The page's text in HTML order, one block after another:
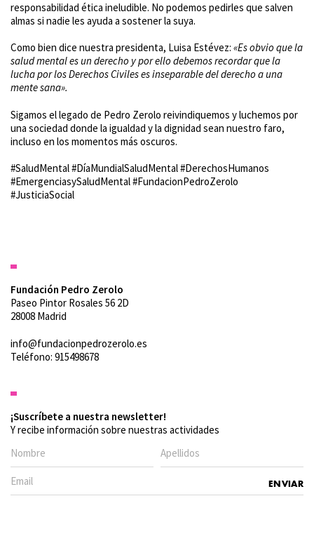
responsabilidad ética ineludible. No podemos pedirles que salven
almas si nadie les ayuda a sostener la suya.
Como bien dice nuestra presidenta, Luisa Estévez: «Es obvio que la
salud mental es un derecho y por ello debemos recordar que la
lucha por los Derechos Civiles es inseparable del derecho a una
mente sana».
Sigamos el legado de Pedro Zerolo reivindiquemos y luchemos por
una sociedad donde la igualdad y la dignidad sean nuestro faro,
incluso en los momentos más oscuros.
#SaludMental #DíaMundialSaludMental #DerechosHumanos
#EmergenciasySaludMental #FundacionPedroZerolo
#JusticiaSocial
Fundación Pedro Zerolo
Paseo Pintor Rosales 56 2D
28008 Madrid
info@fundacionpedrozerolo.es
Teléfono: 915498678
¡Suscríbete a nuestra newsletter!
Y recibe información sobre nuestras actividades